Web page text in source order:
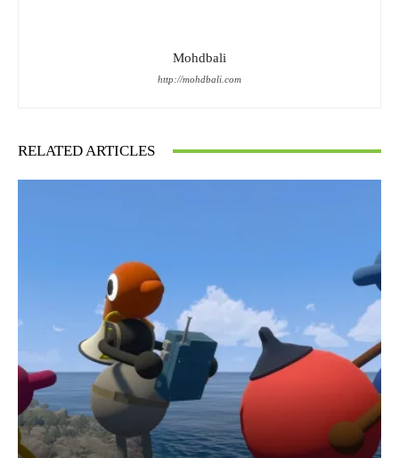
Mohdbali
http://mohdbali.com
RELATED ARTICLES